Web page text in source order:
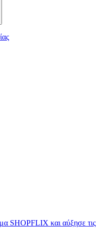
SHOPFLIX και αύξησε τις